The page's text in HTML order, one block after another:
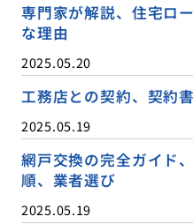
専門家が解説、住宅ロ
な理由
2025.05.20
工務店との契約、契約
2025.05.19
網戸交換の完全ガイド
順、業者選び
2025.05.19